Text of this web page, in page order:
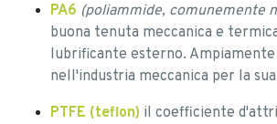
PA6 (poliammide, comunemente
buona tenuta meccanica e
lubrificante esterno. Ampiamente
nell'industria meccanica per la
PTFE (teflon) il coefficiente